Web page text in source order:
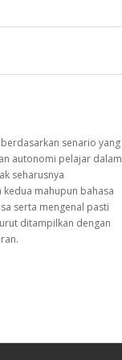
senario yang
autonomi pelajar dalam
seharusnya
mahupun bahasa
serta mengenal pasti
ditampilkan dengan